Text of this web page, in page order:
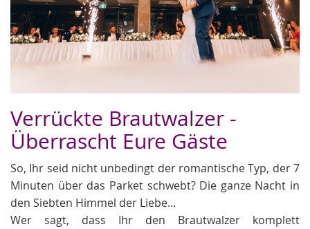
Verrückte Brautwalzer -
Überrascht Eure Gäste
So, Ihr seid nicht unbedingt der romantische Typ, der 7
Minuten über das Parket schwebt? Die ganze Nacht in
den Siebten Himmel der Liebe...
Wer sagt, dass Ihr den Brautwalzer komplett